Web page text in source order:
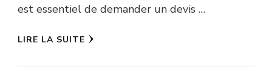
est essentiel de demander un devis …
LIRE LA SUITE